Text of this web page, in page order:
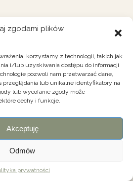
zgodami plików
korzystamy z technologii, takich jak
i/lub uzyskiwania dostępu do informacji
pozwoli nam przetwarzać dane,
przeglądania lub unikalne identyfikatory na
lub wycofanie zgody może
cechy i funkcje.
Akceptuję
Odmów
prywatności